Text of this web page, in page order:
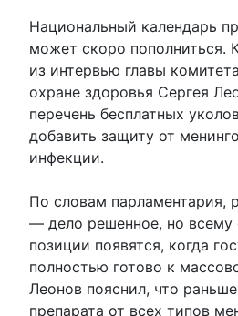
Национальный календарь
может скоро пополниться.
из интервью главы
охране здоровья Сергея
перечень бесплатных
добавить защиту от
инфекции.
По словам парламентария,
— дело решенное, но
позиции появятся, когда
полностью готово к
Леонов пояснил, что
препарата от всех типов